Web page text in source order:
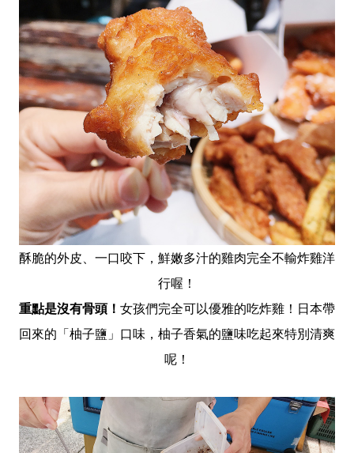
酥脆的外皮、一口咬下，鮮嫩多汁的雞肉完全不輸炸雞洋
行喔！
重點是沒有骨頭！ 女孩們完全可以優雅的吃炸雞！日本帶
回來的「柚子鹽」口味，柚子香氣的鹽味吃起來特別清爽
呢！